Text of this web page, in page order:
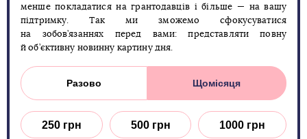
менше покладатися на грантодавців і більше — на вашу
підтримку. Так ми зможемо сфокусуватися
на зобов’язаннях перед вами: представляти повну
й об’єктивну новинну картину дня.
Разово Щомісяця
250 грн 500 грн 1000 грн